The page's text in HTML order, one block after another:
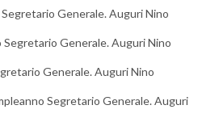
Generale. Auguri Nino
Segretario Generale. Auguri Nino
Generale. Auguri Nino
Segretario Generale. Auguri